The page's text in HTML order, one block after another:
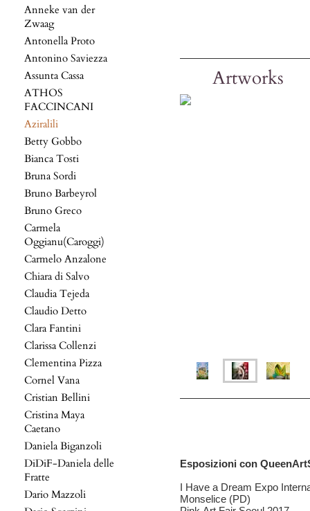
Anneke van der
Zwaag
Antonella Proto
Antonino Saviezza
Assunta Cassa
ATHOS
FACCINCANI
Aziralili
Betty Gobbo
Bianca Tosti
Bruna Sordi
Bruno Barbeyrol
Bruno Greco
Carmela
Oggianu(Caroggi)
Carmelo Anzalone
Chiara di Salvo
Claudia Tejeda
Claudio Detto
Clara Fantini
Clarissa Collenzi
Clementina Pizza
Cornel Vana
Cristian Bellini
Cristina Maya
Caetano
Daniela Biganzoli
DiDiF-Daniela delle
Fratte
Dario Mazzoli
Artworks
Esposizioni con
I Have a Dream Expo
Monselice (PD)